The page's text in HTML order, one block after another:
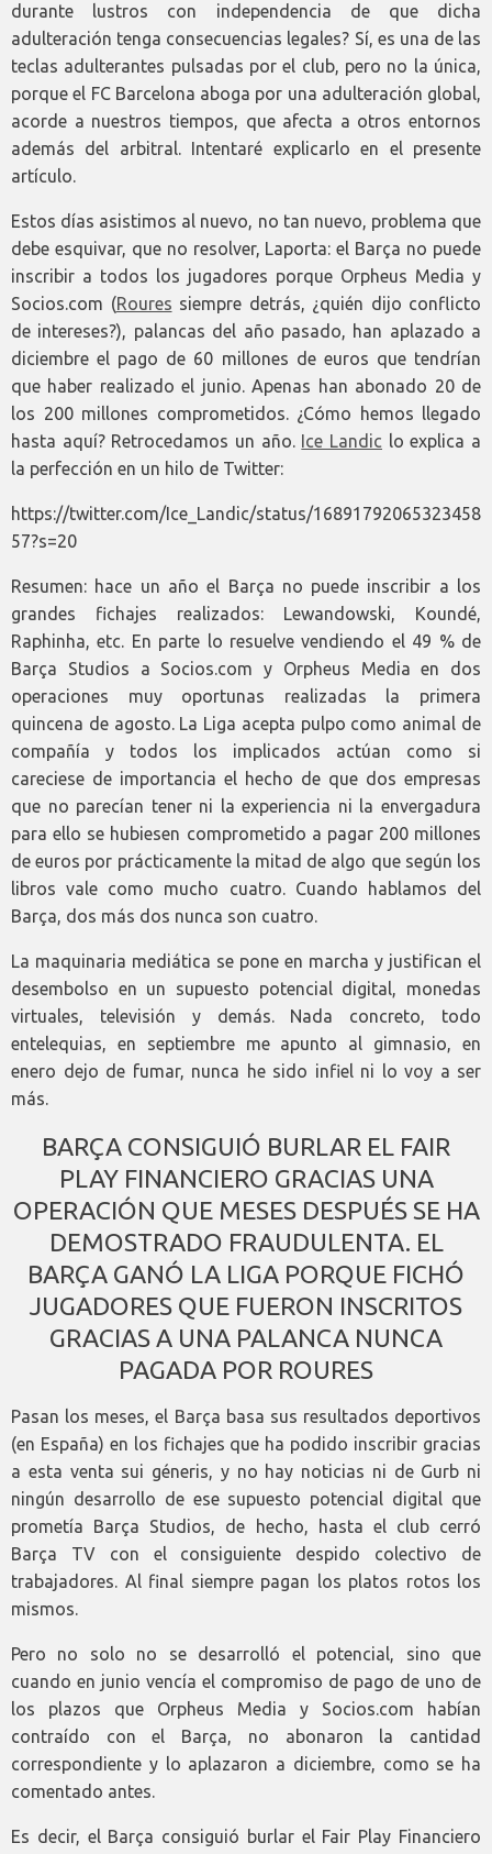
durante lustros con independencia de que dicha
adulteración tenga consecuencias legales? Sí, es una de las
teclas adulterantes pulsadas por el club, pero no la única,
porque el FC Barcelona aboga por una adulteración global,
acorde a nuestros tiempos, que afecta a otros entornos
además del arbitral. Intentaré explicarlo en el presente
artículo.
Estos días asistimos al nuevo, no tan nuevo, problema que
debe esquivar, que no resolver, Laporta: el Barça no puede
inscribir a todos los jugadores porque Orpheus Media y
Socios.com (Roures siempre detrás, ¿quién dijo conflicto
de intereses?), palancas del año pasado, han aplazado a
diciembre el pago de 60 millones de euros que tendrían
que haber realizado el junio. Apenas han abonado 20 de
los 200 millones comprometidos. ¿Cómo hemos llegado
hasta aquí? Retrocedamos un año. Ice Landic lo explica a
la perfección en un hilo de Twitter:
https://twitter.com/Ice_Landic/status/16891792065323458
57?s=20
Resumen: hace un año el Barça no puede inscribir a los
grandes fichajes realizados: Lewandowski, Koundé,
Raphinha, etc. En parte lo resuelve vendiendo el 49 % de
Barça Studios a Socios.com y Orpheus Media en dos
operaciones muy oportunas realizadas la primera
quincena de agosto. La Liga acepta pulpo como animal de
compañía y todos los implicados actúan como si
careciese de importancia el hecho de que dos empresas
que no parecían tener ni la experiencia ni la envergadura
para ello se hubiesen comprometido a pagar 200 millones
de euros por prácticamente la mitad de algo que según los
libros vale como mucho cuatro. Cuando hablamos del
Barça, dos más dos nunca son cuatro.
La maquinaria mediática se pone en marcha y justifican el
desembolso en un supuesto potencial digital, monedas
virtuales, televisión y demás. Nada concreto, todo
entelequias, en septiembre me apunto al gimnasio, en
enero dejo de fumar, nunca he sido infiel ni lo voy a ser
más.
BARÇA CONSIGUIÓ BURLAR EL FAIR
PLAY FINANCIERO GRACIAS UNA
OPERACIÓN QUE MESES DESPUÉS SE HA
DEMOSTRADO FRAUDULENTA. EL
BARÇA GANÓ LA LIGA PORQUE FICHÓ
JUGADORES QUE FUERON INSCRITOS
GRACIAS A UNA PALANCA NUNCA
PAGADA POR ROURES
Pasan los meses, el Barça basa sus resultados deportivos
(en España) en los fichajes que ha podido inscribir gracias
a esta venta sui géneris, y no hay noticias ni de Gurb ni
ningún desarrollo de ese supuesto potencial digital que
prometía Barça Studios, de hecho, hasta el club cerró
Barça TV con el consiguiente despido colectivo de
trabajadores. Al final siempre pagan los platos rotos los
mismos.
Pero no solo no se desarrolló el potencial, sino que
cuando en junio vencía el compromiso de pago de uno de
los plazos que Orpheus Media y Socios.com habían
contraído con el Barça, no abonaron la cantidad
correspondiente y lo aplazaron a diciembre, como se ha
comentado antes.
Es decir, el Barça consiguió burlar el Fair Play Financiero